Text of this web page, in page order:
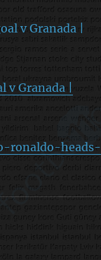
Granada |
ronaldo-heads-